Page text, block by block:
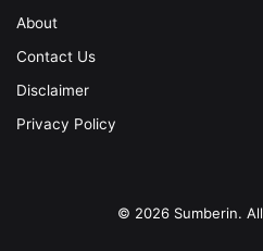
About
Contact Us
Disclaimer
Privacy Policy
© 2026 Sumberin.